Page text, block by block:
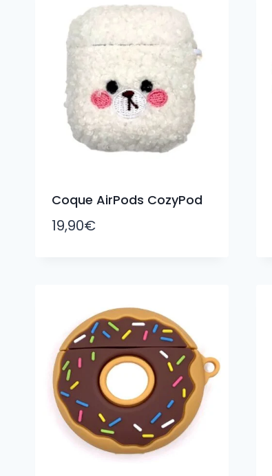
Coque AirPods CozyPod
19,90€